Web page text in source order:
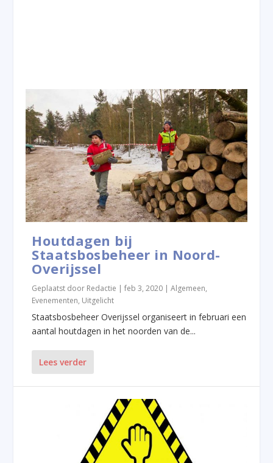
Houtdagen bij
Staatsbosbeheer in Noord-
Overijssel
Geplaatst door Redactie |feb 3, 2020 |Algemeen,
Evenementen, Uitgelicht
Staatsbosbeheer Overijssel organiseert in februari een
aantal houtdagen in het noorden van de...
Lees verder